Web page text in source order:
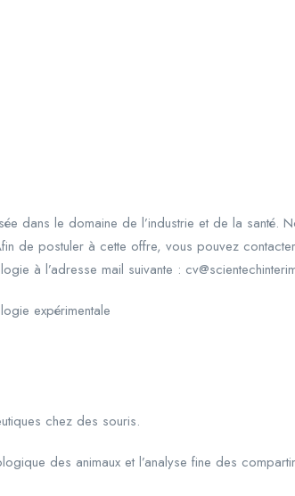
dans le domaine de l’industrie et de la
de postuler à cette offre, vous pouvez
à l’adresse mail suivante :
expérimentale
chez des souris.
des animaux et l’analyse fine des